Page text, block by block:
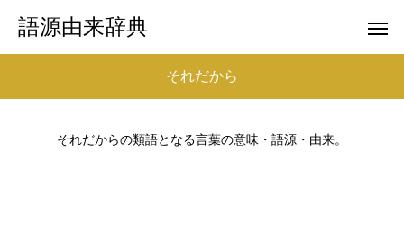
語源由来辞典
それだから
それだからの類語となる言葉の意味・語源・由来。